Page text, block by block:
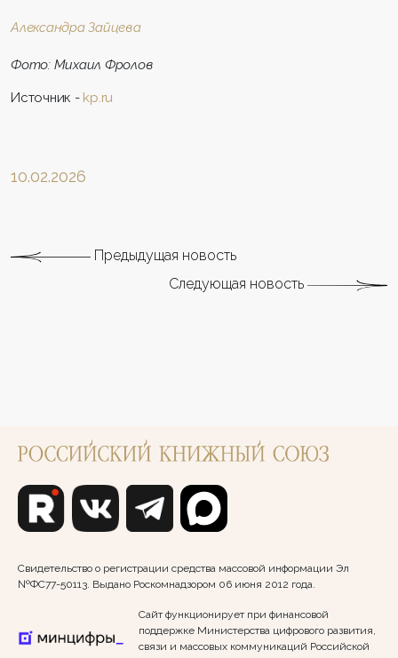
Александра Зайцева
Фото: Михаил Фролов
Источник - kp.ru
10.02.2026
Предыдущая новость
Следующая новость
Свидетельство о регистрации средства массовой информации Эл
№ФС77-50113. Выдано Роскомнадзором 06 июня 2012 года.
Сайт функционирует при финансовой
поддержке Министерства цифрового развития,
связи и массовых коммуникаций Российской